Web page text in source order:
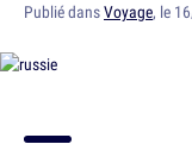
Publié dansVoyage, le